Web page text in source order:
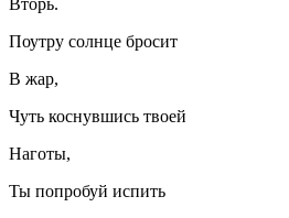
Вторь.
Поутру солнце бросит
В жар,
Чуть коснувшись твоей
Наготы,
Ты попробуй испить